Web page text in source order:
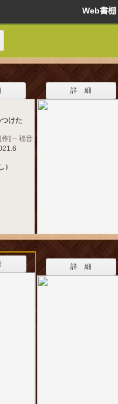
Web書
けた
] -- 福音
）
詳 細
詳 細